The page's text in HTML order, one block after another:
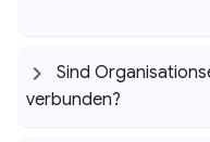
Sind
verbunden?